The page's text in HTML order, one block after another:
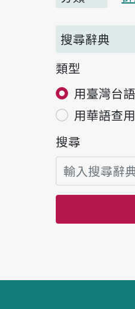
搜尋辭典
類型
用臺灣台
用華語查
搜尋